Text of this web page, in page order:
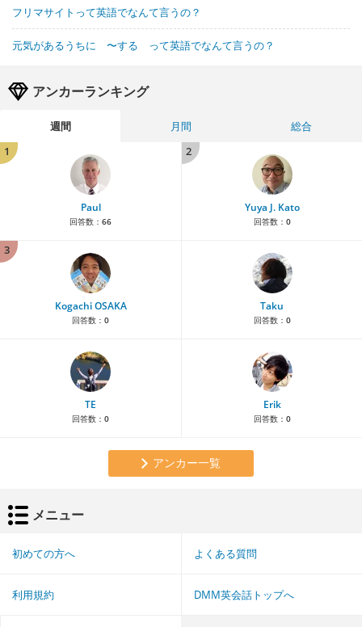
フリマサイトって英語でなんて言うの？
元気があるうちに 〜する って英語でなんて言うの？
アンカーランキング
週間 月間
総合
1
Paul
回答数： 66
2
Yuya J. Kato
回答数： 0
3
Kogachi OSAKA
回答数： 0
Taku
回答数： 0
TE
回答数： 0
Erik
回答数： 0
アンカー一覧
メニュー
初めての方へ よくある質問
利用規約 DMM英会話トップへ